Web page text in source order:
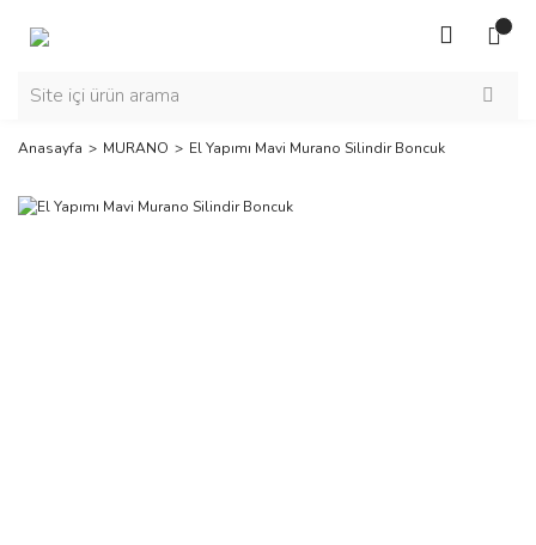
Anasayfa MURANO El Yapımı Mavi Murano Silindir Boncuk